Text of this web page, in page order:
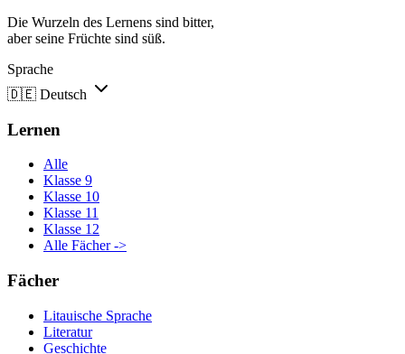
Die Wurzeln des Lernens sind bitter,
aber seine Früchte sind süß.
Sprache
🇩🇪 Deutsch
Lernen
Alle
Klasse 9
Klasse 10
Klasse 11
Klasse 12
Alle Fächer ->
Fächer
Litauische Sprache
Literatur
Geschichte